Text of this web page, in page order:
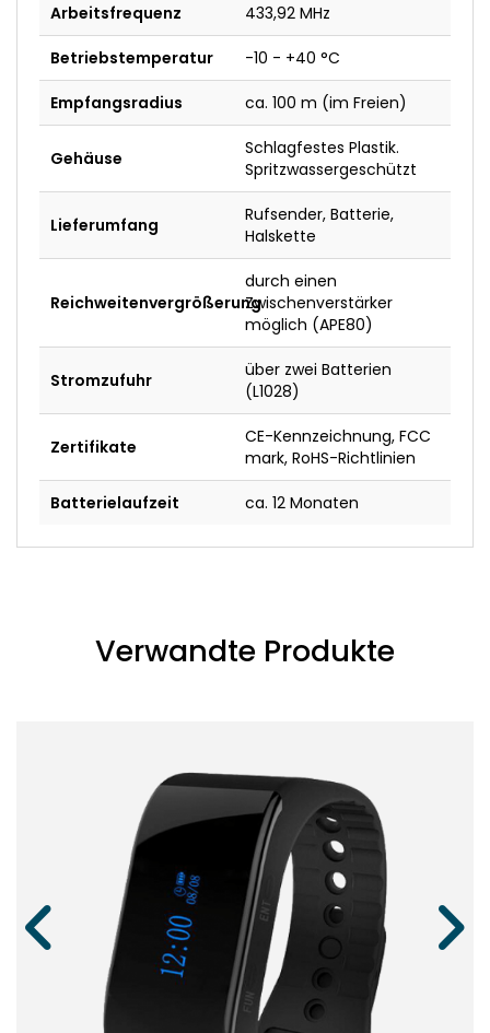
Arbeitsfrequenz 433,92 MHz
Betriebstemperatur -10 - +40 °C
Empfangsradius ca. 100 m (im Freien)
Gehäuse
Schlagfestes Plastik.
Spritzwassergeschützt
Lieferumfang
Rufsender, Batterie,
Halskette
Reichweitenvergrößerung
durch einen
Zwischenverstärker
möglich (APE80)
Stromzufuhr
über zwei Batterien
(L1028)
Zertifikate
CE-Kennzeichnung, FCC
mark, RoHS-Richtlinien
Batterielaufzeit ca. 12 Monaten
Verwandte Produkte